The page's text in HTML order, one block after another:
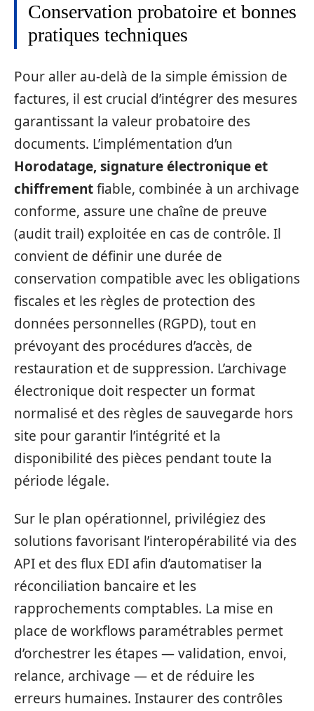
Conservation probatoire et bonnes
pratiques techniques
Pour aller au‑delà de la simple émission de
factures, il est crucial d’intégrer des mesures
garantissant la valeur probatoire des
documents. L’implémentation d’un
Horodatage, signature électronique et
chiffrementfiable, combinée à un archivage
conforme, assure une chaîne de preuve
(audit trail) exploitée en cas de contrôle. Il
convient de définir une durée de
conservation compatible avec les obligations
fiscales et les règles de protection des
données personnelles (RGPD), tout en
prévoyant des procédures d’accès, de
restauration et de suppression. L’archivage
électronique doit respecter un format
normalisé et des règles de sauvegarde hors
site pour garantir l’intégrité et la
disponibilité des pièces pendant toute la
période légale.
Sur le plan opérationnel, privilégiez des
solutions favorisant l’interopérabilité via des
API et des flux EDI afin d’automatiser la
réconciliation bancaire et les
rapprochements comptables. La mise en
place de workflows paramétrables permet
d’orchestrer les étapes — validation, envoi,
relance, archivage — et de réduire les
erreurs humaines. Instaurer des contrôles